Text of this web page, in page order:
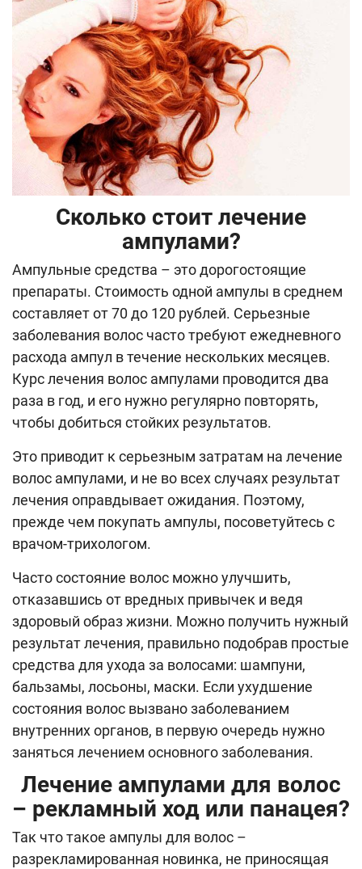
Сколько стоит лечение
ампулами?
Ампульные средства – это дорогостоящие
препараты. Стоимость одной ампулы в среднем
составляет от 70 до 120 рублей. Серьезные
заболевания волос часто требуют ежедневного
расхода ампул в течение нескольких месяцев.
Курс лечения волос ампулами проводится два
раза в год, и его нужно регулярно повторять,
чтобы добиться стойких результатов.
Это приводит к серьезным затратам на лечение
волос ампулами, и не во всех случаях результат
лечения оправдывает ожидания. Поэтому,
прежде чем покупать ампулы, посоветуйтесь с
врачом-трихологом.
Часто состояние волос можно улучшить,
отказавшись от вредных привычек и ведя
здоровый образ жизни. Можно получить нужный
результат лечения, правильно подобрав простые
средства для ухода за волосами: шампуни,
бальзамы, лосьоны, маски. Если ухудшение
состояния волос вызвано заболеванием
внутренних органов, в первую очередь нужно
заняться лечением основного заболевания.
Лечение ампулами для волос
– рекламный ход или панацея?
Так что такое ампулы для волос –
разрекламированная новинка, не приносящая